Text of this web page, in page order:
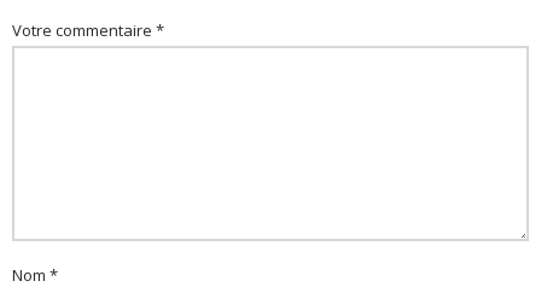
Votre commentaire *
Nom *